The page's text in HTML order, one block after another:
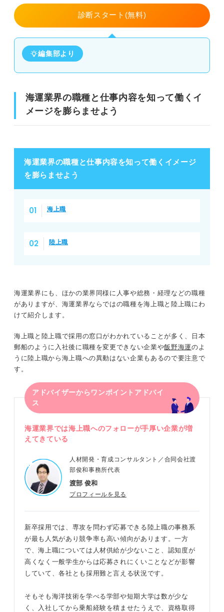
診断スタート(無料)
編集部より
海運業界の職種と仕事内容を知って働くイ
メージを膨らませよう
海運業界の職種と仕事内容を知って働くイメージ
を膨らませよう
海上職
陸上職
海運業界にも、ほかの業界同様に人事や総務・経理などの職種
がありますが、海運業界ならではの職種を海上職と陸上職にわ
けて紹介します。
海上職と陸上職で採用の窓口がわかれていることが多く、日本
郵船のように入社後に職種を変更できない企業や飯野海運のよ
うに陸上職から海上職への異動はない企業もあるので要注意で
す。
アドバイザーからワンポイントアドバイ
ス
海運業界では海上職へのフォローが手厚い企業が増
えてきている
人材開発・育成コンサルタント／合同会社渡
部俊和事務所代表
渡部 俊和
プロフィールを見る
新卒採用では、専攻を問わず応募できる陸上職の事務系
が最も人気があり競争率も高い傾向があります。一方
で、海上職については人材供給が少ないこと、認知度が
高くなく一般学生からは応募されにくいことなどが影響
していて、各社とも採用難と言える状況です。
そもそも海洋技術を学べる学部や短期大学は数が少な
く、入社してから乗船経験を積ませたうえで、資格取得